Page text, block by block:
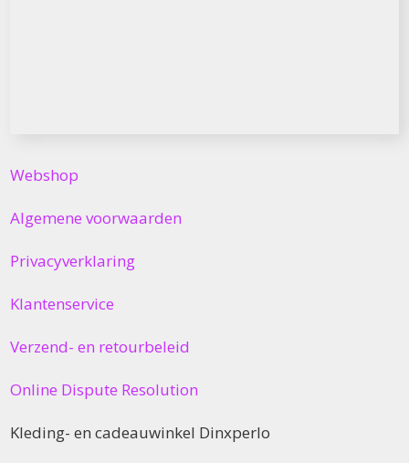
Webshop
Algemene voorwaarden
Privacyverklaring
Klantenservice
Verzend- en retourbeleid
Online Dispute Resolution
Kleding- en cadeauwinkel Dinxperlo